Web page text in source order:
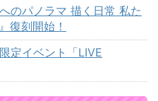
のパノラマ 描く日常 私た
復刻開始！
定イベント「LIVE